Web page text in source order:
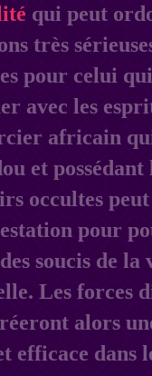
qui peut
très
pour celui
avec les
africain
et possédant
occultes
pour
soucis de
Les forces
alors
efficace dans